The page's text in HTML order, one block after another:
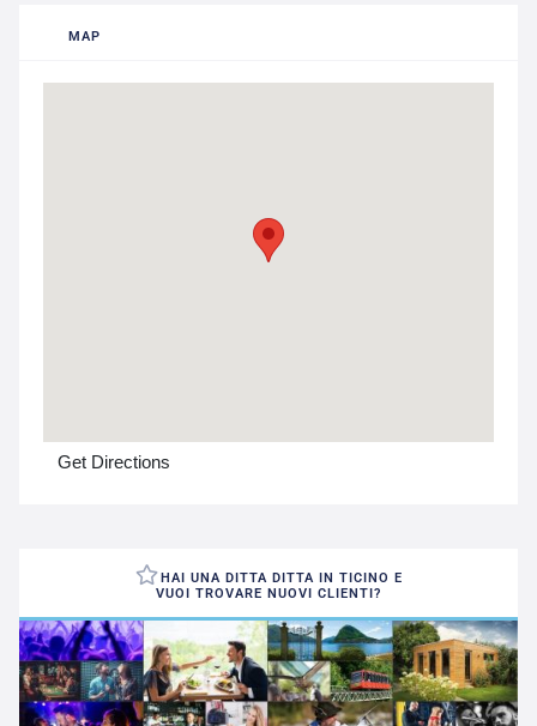
MAP
Get Directions
HAI UNA DITTA DITTA IN TICINO E
VUOI TROVARE NUOVI CLIENTI?